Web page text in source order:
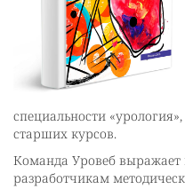
специальности
старших курсов.
Команда Уровеб выражает
разработчикам